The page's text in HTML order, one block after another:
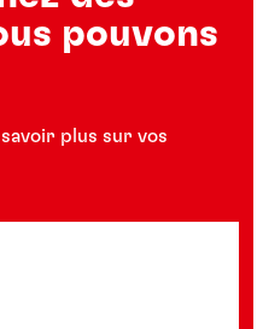
pouvons
plus sur vos